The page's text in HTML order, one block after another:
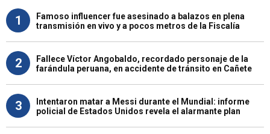
1
Famoso influencer fue asesinado a balazos en plena
transmisión en vivo y a pocos metros de la Fiscalía
2
Fallece Víctor Angobaldo, recordado personaje de la
farándula peruana, en accidente de tránsito en Cañete
3
Intentaron matar a Messi durante el Mundial: informe
policial de Estados Unidos revela el alarmante plan